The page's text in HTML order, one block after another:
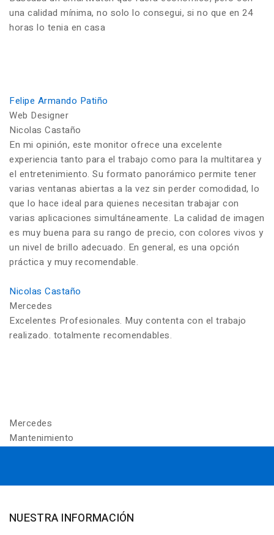
una calidad mínima, no solo lo consegui, si no que en 24
horas lo tenia en casa
Felipe Armando Patiño
Web Designer
Nicolas Castaño
En mi opinión, este monitor ofrece una excelente
experiencia tanto para el trabajo como para la multitarea y
el entretenimiento. Su formato panorámico permite tener
varias ventanas abiertas a la vez sin perder comodidad, lo
que lo hace ideal para quienes necesitan trabajar con
varias aplicaciones simultáneamente. La calidad de imagen
es muy buena para su rango de precio, con colores vivos y
un nivel de brillo adecuado. En general, es una opción
práctica y muy recomendable.
Nicolas Castaño
Mercedes
Excelentes Profesionales. Muy contenta con el trabajo
realizado. totalmente recomendables.
Mercedes
Mantenimiento
NUESTRA INFORMACIÓN